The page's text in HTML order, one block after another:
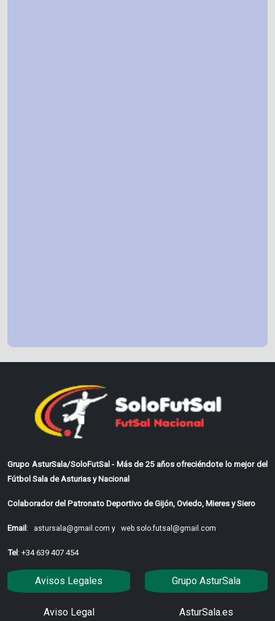
Grupo AsturSala/SoloFutSal - Más de 25 años ofreciéndote lo mejor del
Fútbol Sala de Asturias y Nacional
Colaborador del Patronato Deportivo de Gijón, Oviedo, Mieres y Siero
Email: astursala@gmail.com y web.solo.futsal@gmail.com
Tel: +34 639 407 454
Avisos Legales
Aviso Legal
Grupo AsturSala
AsturSala.es